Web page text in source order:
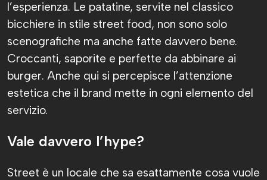
l’esperienza. Le patatine, servite nel classico
bicchiere in stile street food, non sono solo
scenografiche ma anche fatte davvero bene.
Croccanti, saporite e perfette da abbinare ai
burger. Anche qui si percepisce l’attenzione
estetica che il brand mette in ogni elemento del
servizio.
Vale davvero l’hype?
Street è un locale che sa esattamente cosa vuole